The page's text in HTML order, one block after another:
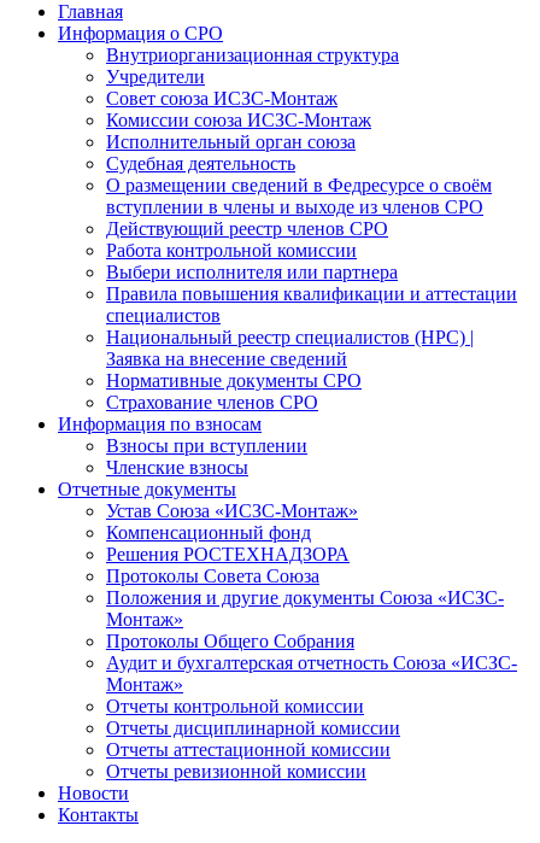
Главная
Информация о СРО
Внутриорганизационная структура
Учредители
Совет союза ИСЗС-Монтаж
Комиссии союза ИСЗС-Монтаж
Исполнительный орган союза
Судебная деятельность
О размещении сведений в Федресурсе о своём
вступлении в члены и выходе из членов СРО
Действующий реестр членов СРО
Работа контрольной комиссии
Выбери исполнителя или партнера
Правила повышения квалификации и аттестации
специалистов
Национальный реестр специалистов (НРС) |
Заявка на внесение сведений
Нормативные документы СРО
Страхование членов СРО
Информация по взносам
Взносы при вступлении
Членские взносы
Отчетные документы
Устав Союза «ИСЗС-Монтаж»
Компенсационный фонд
Решения РОСТЕХНАДЗОРА
Протоколы Совета Союза
Положения и другие документы Союза «ИСЗС-
Монтаж»
Протоколы Общего Собрания
Аудит и бухгалтерская отчетность Союза «ИСЗС-
Монтаж»
Отчеты контрольной комиссии
Отчеты дисциплинарной комиссии
Отчеты аттестационной комиссии
Отчеты ревизионной комиссии
Новости
Контакты